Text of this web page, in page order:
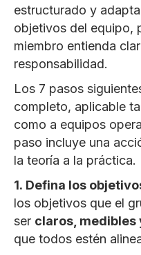
estructurado y
objetivos del equipo,
miembro entienda
responsabilidad.
Los 7 pasos
completo, aplicable
como a equipos
paso incluye una
la teoría a la práctica.
1. Defina los
los objetivos que el
ser claros, medibles
que todos estén